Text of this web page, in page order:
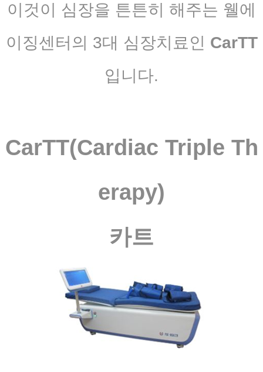
이것이 심장을 튼튼히 해주는 웰에
이징센터의 3대 심장치료인 CarTT
입니다.
CarTT(Cardiac Triple Th
erapy)
카트